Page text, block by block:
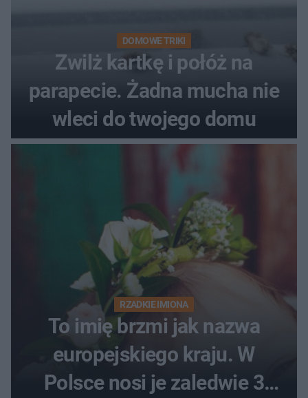
DOMOWE TRIKI
Zwilż kartkę i połóż na
parapecie. Żadna mucha nie
wleci do twojego domu
RZADKIE IMIONA
To imię brzmi jak nazwa
europejskiego kraju. W
Polsce nosi je zaledwie 3